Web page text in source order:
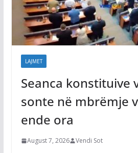
LAJMET
Seanca konstituive
sonte në mbrëmje
ende ora
August 7, 2026 Vendi Sot